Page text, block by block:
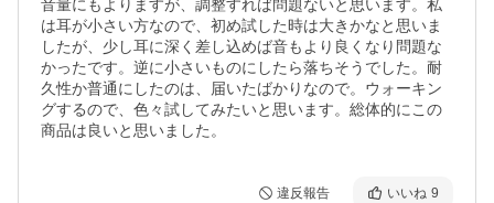
音量にもよりますが、調整すれば問題ないと思います。私
は耳が小さい方なので、初め試した時は大きかなと思いま
したが、少し耳に深く差し込めば音もより良くなり問題な
かったです。逆に小さいものにしたら落ちそうでした。耐
久性か普通にしたのは、届いたばかりなので。ウォーキン
グするので、色々試してみたいと思います。総体的にこの
商品は良いと思いました。
違反報告 いいね 9